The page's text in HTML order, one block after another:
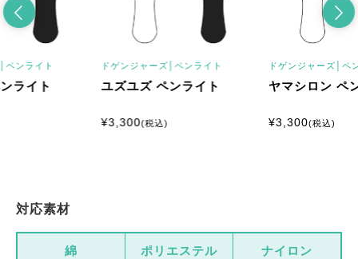
ペンライト
ライト
ドゲンジャーズ│ペンライト
ユズユズ ペンライト
¥3,300(税込)
ドゲンジャーズ│ペ
ヤマシロン ペ
¥3,300(税込)
対応素材
綿 ポリエステル ナイロン